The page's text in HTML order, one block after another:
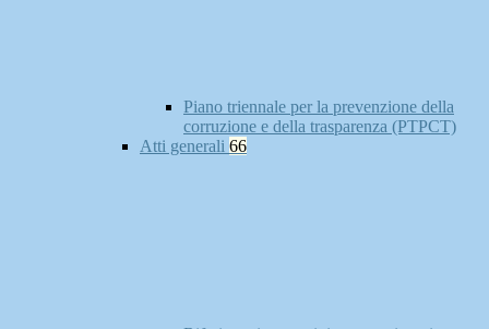
Piano triennale per la prevenzione della
corruzione e della trasparenza (PTPCT)
Atti generali 66